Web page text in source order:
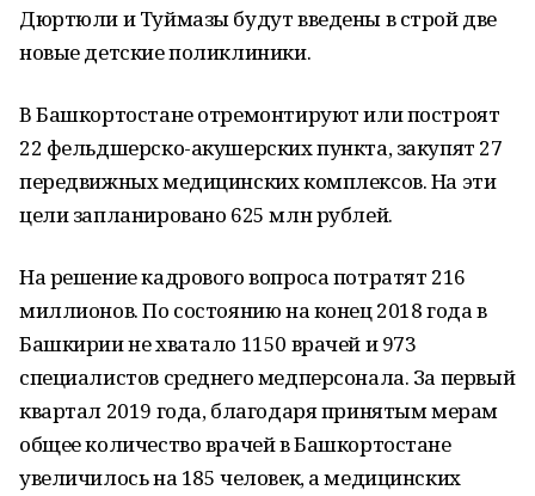
Дюртюли и Туймазы будут введены в строй две
новые детские поликлиники.
В Башкортостане отремонтируют или построят
22 фельдшерско-акушерских пункта, закупят 27
передвижных медицинских комплексов. На эти
цели запланировано 625 млн рублей.
На решение кадрового вопроса потратят 216
миллионов. По состоянию на конец 2018 года в
Башкирии не хватало 1150 врачей и 973
специалистов среднего медперсонала. За первый
квартал 2019 года, благодаря принятым мерам
общее количество врачей в Башкортостане
увеличилось на 185 человек, а медицинских